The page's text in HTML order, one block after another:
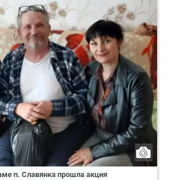
п. Славянка прошла акция